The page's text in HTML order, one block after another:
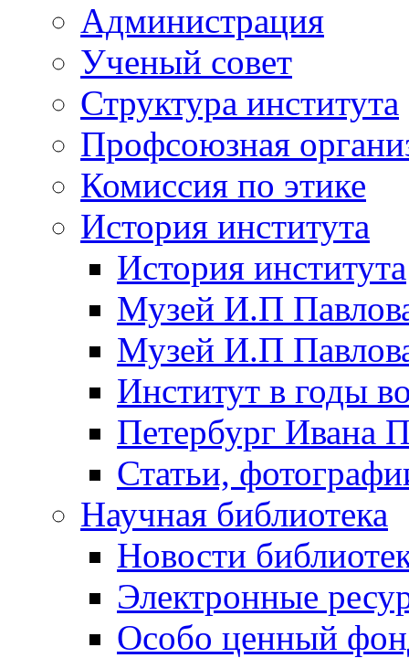
Администрация
Ученый совет
Структура института
Профсоюзная
Комиссия по этике
История института
История института
Музей И.П
Музей И.П
Институт в годы
Петербург Ивана
Статьи,
Научная библиотека
Новости
Электронные
Особо ценный